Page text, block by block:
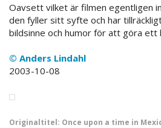
Oavsett vilket är filmen egentligen
den fyller sitt syfte och har
bildsinne och humor för att göra ett
© Anders Lindahl
2003-10-08
Originaltitel: Once upon a time in